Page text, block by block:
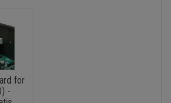
for
-